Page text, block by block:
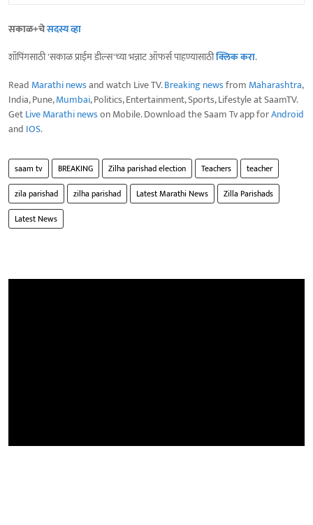
सकाळ+चेसदस्य व्हा
शॉपिंगसाठी 'सकाळ प्राईम डील्स'च्या भन्नाट ऑफर्स पाहण्यासाठीक्लिक करा.
Read Marathi newsand watch Live TV.Breaking newsfrom Maharashtra,
India, Pune,Mumbai, Politics, Entertainment, Sports, Lifestyle at SaamTV.
GetLive Marathi newson Mobile. Download the Saam Tv app forAndroid
and IOS.
saam tv BREAKING Zilha parishad election Teachers
teacher
zila parishad
zilha parishad Latest Marathi News
Zilla Parishads
Latest News